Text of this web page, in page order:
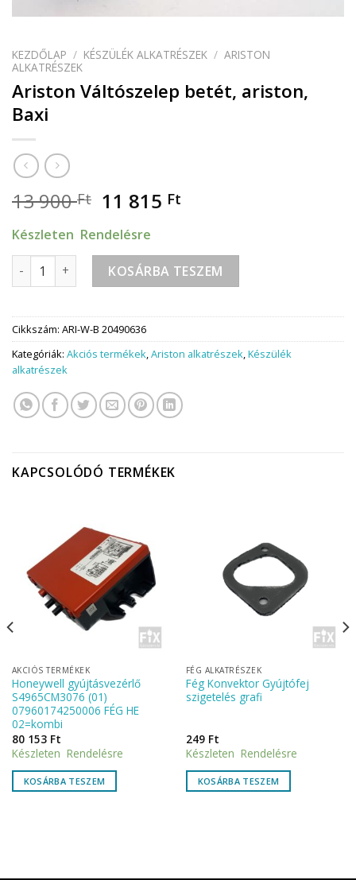
KEZDŐLAP / KÉSZÜLÉK ALKATRÉSZEK / ARISTON
ALKATRÉSZEK
Ariston Váltószelep betét, ariston,
Baxi
13 900Ft 11 815 Ft
Készleten Rendelésre
Ariston Váltószelep betét, ariston, Baxi mennyiség
KOSÁRBA TESZEM
Cikkszám: ARI-W-B 20490636
Kategóriák: Akciós termékek,Ariston alkatrészek,Készülék
alkatrészek
KAPCSOLÓDÓ TERMÉKEK
AKCIÓS TERMÉKEK
Honeywell gyújtásvezérlő
S4965CM3076 (01)
07960174250006 FÉG HE
02=kombi
80 153 Ft
Készleten Rendelésre
KOSÁRBA TESZEM
FÉG ALKATRÉSZEK
Fég Konvektor Gyújtófej
szigetelés grafi
249 Ft
Készleten Rendelésre
KOSÁRBA TESZEM